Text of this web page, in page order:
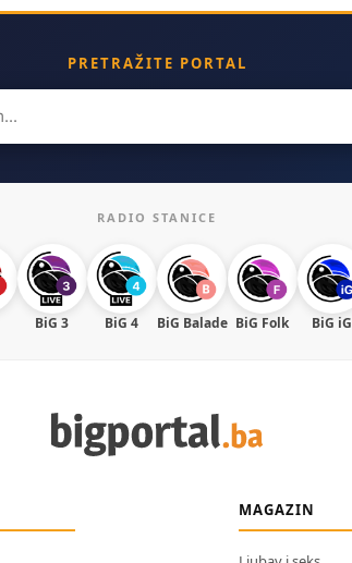
PRETRAŽITE PORTAL
RADIO STANICE
BiG 3 BiG 4 BiG Balade BiG Folk BiG iG
MAGAZIN